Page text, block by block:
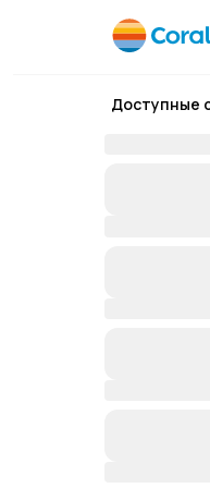
Доступные